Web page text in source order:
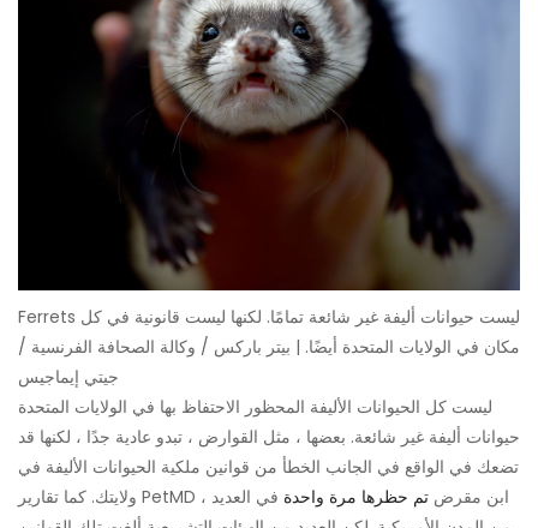
Ferrets ليست حيوانات أليفة غير شائعة تمامًا. لكنها ليست قانونية في كل
مكان في الولايات المتحدة أيضًا. | بيتر باركس / وكالة الصحافة الفرنسية /
جيتي إيماجيس
ليست كل الحيوانات الأليفة المحظور الاحتفاظ بها في الولايات المتحدة
حيوانات أليفة غير شائعة. بعضها ، مثل القوارض ، تبدو عادية جدًا ، لكنها قد
تضعك في الواقع في الجانب الخطأ من قوانين ملكية الحيوانات الأليفة في
ولايتك. كما تقارير PetMD ، ابن مقرض تم حظرها مرة واحدة في العديد